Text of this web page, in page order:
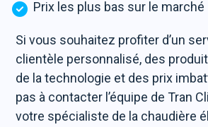
Prix les plus bas sur le marché
Si vous souhaitez profiter d’un
clientèle personnalisé, des
de la technologie et des prix
pas à contacter l’équipe de Tran
votre spécialiste de la chaudière